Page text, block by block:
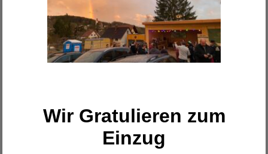
Wir Gratulieren zum
Einzug